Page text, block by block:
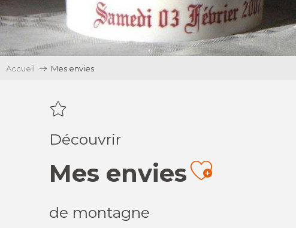
Accueil Mes envies
Découvrir
Mes envies
de montagne